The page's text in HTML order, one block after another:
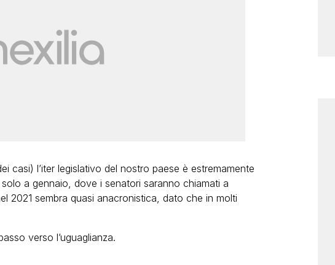
casi) l’iter legislativo del nostro paese è estremamente
a gennaio, dove i senatori saranno chiamati a
2021 sembra quasi anacronistica, dato che in molti
verso l’uguaglianza.